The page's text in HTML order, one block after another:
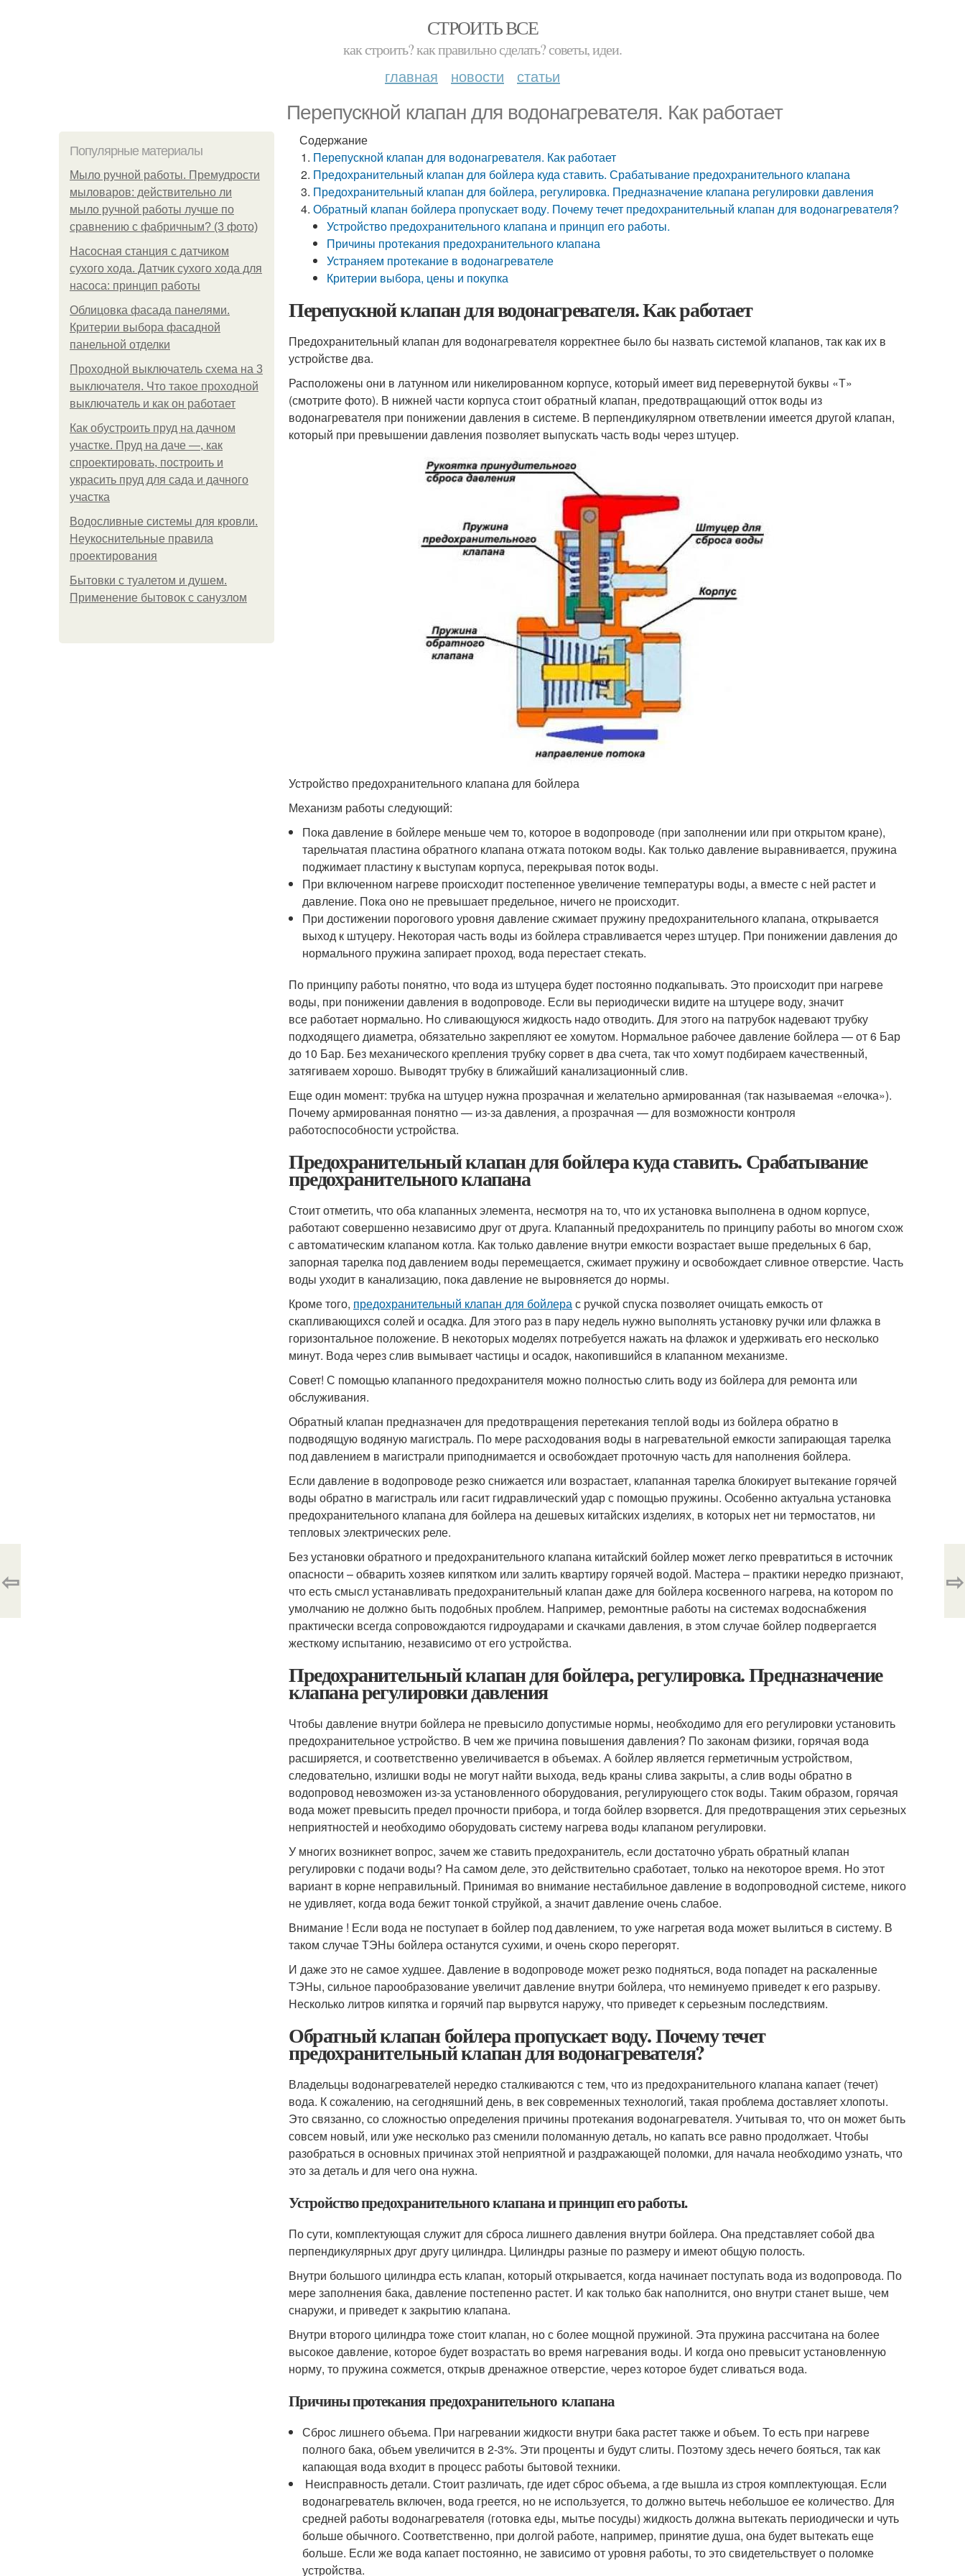
СТРОИТЬ ВСЕ
как строить? как правильно сделать? советы, идеи.
главная новости статьи
Перепускной клапан для водонагревателя. Как работает
Популярные материалы
Мыло ручной работы. Премудрости
мыловаров: действительно ли
мыло ручной работы лучше по
сравнению с фабричным? (3 фото)
Насосная станция с датчиком
сухого хода. Датчик сухого хода для
насоса: принцип работы
Облицовка фасада панелями.
Критерии выбора фасадной
панельной отделки
Проходной выключатель схема на 3
выключателя. Что такое проходной
выключатель и как он работает
Как обустроить пруд на дачном
участке. Пруд на даче —, как
спроектировать, построить и
украсить пруд для сада и дачного
участка
Водосливные системы для кровли.
Неукоснительные правила
проектирования
Бытовки с туалетом и душем.
Применение бытовок с санузлом
Содержание
Перепускной клапан для водонагревателя. Как работает
Предохранительный клапан для бойлера куда ставить. Срабатывание предохранительного клапана
Предохранительный клапан для бойлера, регулировка. Предназначение клапана регулировки давления
Обратный клапан бойлера пропускает воду. Почему течет предохранительный клапан для водонагревателя?
Устройство предохранительного клапана и принцип его работы.
Причины протекания предохранительного клапана
Устраняем протекание в водонагревателе
Критерии выбора, цены и покупка
Перепускной клапан для водонагревателя. Как работает
Предохранительный клапан для водонагревателя корректнее было бы назвать системой клапанов, так как их в
устройстве два.
Расположены они в латунном или никелированном корпусе, который имеет вид перевернутой буквы «Т»
(смотрите фото). В нижней части корпуса стоит обратный клапан, предотвращающий отток воды из
водонагревателя при понижении давления в системе. В перпендикулярном ответвлении имеется другой клапан,
который при превышении давления позволяет выпускать часть воды через штуцер.
Устройство предохранительного клапана для бойлера
Механизм работы следующий:
Пока давление в бойлере меньше чем то, которое в водопроводе (при заполнении или при открытом кране),
тарельчатая пластина обратного клапана отжата потоком воды. Как только давление выравнивается, пружина
поджимает пластину к выступам корпуса, перекрывая поток воды.
При включенном нагреве происходит постепенное увеличение температуры воды, а вместе с ней растет и
давление. Пока оно не превышает предельное, ничего не происходит.
При достижении порогового уровня давление сжимает пружину предохранительного клапана, открывается
выход к штуцеру. Некоторая часть воды из бойлера стравливается через штуцер. При понижении давления до
нормального пружина запирает проход, вода перестает стекать.
По принципу работы понятно, что вода из штуцера будет постоянно подкапывать. Это происходит при нагреве
воды, при понижении давления в водопроводе. Если вы периодически видите на штуцере воду, значит
все работает нормально. Но сливающуюся жидкость надо отводить. Для этого на патрубок надевают трубку
подходящего диаметра, обязательно закрепляют ее хомутом. Нормальное рабочее давление бойлера — от 6 Бар
до 10 Бар. Без механического крепления трубку сорвет в два счета, так что хомут подбираем качественный,
затягиваем хорошо. Выводят трубку в ближайший канализационный слив.
Еще один момент: трубка на штуцер нужна прозрачная и желательно армированная (так называемая «елочка»).
Почему армированная понятно — из-за давления, а прозрачная — для возможности контроля
работоспособности устройства.
Предохранительный клапан для бойлера куда ставить. Срабатывание
предохранительного клапана
Стоит отметить, что оба клапанных элемента, несмотря на то, что их установка выполнена в одном корпусе,
работают совершенно независимо друг от друга. Клапанный предохранитель по принципу работы во многом схож
с автоматическим клапаном котла. Как только давление внутри емкости возрастает выше предельных 6 бар,
запорная тарелка под давлением воды перемещается, сжимает пружину и освобождает сливное отверстие. Часть
воды уходит в канализацию, пока давление не выровняется до нормы.
Кроме того, предохранительный клапан для бойлерас ручкой спуска позволяет очищать емкость от
скапливающихся солей и осадка. Для этого раз в пару недель нужно выполнять установку ручки или флажка в
горизонтальное положение. В некоторых моделях потребуется нажать на флажок и удерживать его несколько
минут. Вода через слив вымывает частицы и осадок, накопившийся в клапанном механизме.
Совет! С помощью клапанного предохранителя можно полностью слить воду из бойлера для ремонта или
обслуживания.
Обратный клапан предназначен для предотвращения перетекания теплой воды из бойлера обратно в
подводящую водяную магистраль. По мере расходования воды в нагревательной емкости запирающая тарелка
под давлением в магистрали приподнимается и освобождает проточную часть для наполнения бойлера.
Если давление в водопроводе резко снижается или возрастает, клапанная тарелка блокирует вытекание горячей
воды обратно в магистраль или гасит гидравлический удар с помощью пружины. Особенно актуальна установка
предохранительного клапана для бойлера на дешевых китайских изделиях, в которых нет ни термостатов, ни
тепловых электрических реле.
Без установки обратного и предохранительного клапана китайский бойлер может легко превратиться в источник
опасности – обварить хозяев кипятком или залить квартиру горячей водой. Мастера – практики нередко признают,
что есть смысл устанавливать предохранительный клапан даже для бойлера косвенного нагрева, на котором по
умолчанию не должно быть подобных проблем. Например, ремонтные работы на системах водоснабжения
практически всегда сопровождаются гидроударами и скачками давления, в этом случае бойлер подвергается
жесткому испытанию, независимо от его устройства.
Предохранительный клапан для бойлера, регулировка. Предназначение
клапана регулировки давления
Чтобы давление внутри бойлера не превысило допустимые нормы, необходимо для его регулировки установить
предохранительное устройство. В чем же причина повышения давления? По законам физики, горячая вода
расширяется, и соответственно увеличивается в объемах. А бойлер является герметичным устройством,
следовательно, излишки воды не могут найти выхода, ведь краны слива закрыты, а слив воды обратно в
водопровод невозможен из-за установленного оборудования, регулирующего сток воды. Таким образом, горячая
вода может превысить предел прочности прибора, и тогда бойлер взорвется. Для предотвращения этих серьезных
неприятностей и необходимо оборудовать систему нагрева воды клапаном регулировки.
У многих возникнет вопрос, зачем же ставить предохранитель, если достаточно убрать обратный клапан
регулировки с подачи воды? На самом деле, это действительно сработает, только на некоторое время. Но этот
вариант в корне неправильный. Принимая во внимание нестабильное давление в водопроводной системе, никого
не удивляет, когда вода бежит тонкой струйкой, а значит давление очень слабое.
Внимание ! Если вода не поступает в бойлер под давлением, то уже нагретая вода может вылиться в систему. В
таком случае ТЭНы бойлера останутся сухими, и очень скоро перегорят.
И даже это не самое худшее. Давление в водопроводе может резко подняться, вода попадет на раскаленные
ТЭНы, сильное парообразование увеличит давление внутри бойлера, что неминуемо приведет к его разрыву.
Несколько литров кипятка и горячий пар вырвутся наружу, что приведет к серьезным последствиям.
Обратный клапан бойлера пропускает воду. Почему течет
предохранительный клапан для водонагревателя?
Владельцы водонагревателей нередко сталкиваются с тем, что из предохранительного клапана капает (течет)
вода. К сожалению, на сегодняшний день, в век современных технологий, такая проблема доставляет хлопоты.
Это связанно, со сложностью определения причины протекания водонагревателя. Учитывая то, что он может быть
совсем новый, или уже несколько раз сменили поломанную деталь, но капать все равно продолжает. Чтобы
разобраться в основных причинах этой неприятной и раздражающей поломки, для начала необходимо узнать, что
это за деталь и для чего она нужна.
Устройство предохранительного клапана и принцип его работы.
По сути, комплектующая служит для сброса лишнего давления внутри бойлера. Она представляет собой два
перпендикулярных друг другу цилиндра. Цилиндры разные по размеру и имеют общую полость.
Внутри большого цилиндра есть клапан, который открывается, когда начинает поступать вода из водопровода. По
мере заполнения бака, давление постепенно растет. И как только бак наполнится, оно внутри станет выше, чем
снаружи, и приведет к закрытию клапана.
Внутри второго цилиндра тоже стоит клапан, но с более мощной пружиной. Эта пружина рассчитана на более
высокое давление, которое будет возрастать во время нагревания воды. И когда оно превысит установленную
норму, то пружина сожмется, открыв дренажное отверстие, через которое будет сливаться вода.
Причины протекания предохранительного клапана
Сброс лишнего объема. При нагревании жидкости внутри бака растет также и объем. То есть при нагреве
полного бака, объем увеличится в 2-3%. Эти проценты и будут слиты. Поэтому здесь нечего бояться, так как
капающая вода входит в процесс работы бытовой техники.
Неисправность детали. Стоит различать, где идет сброс объема, а где вышла из строя комплектующая. Если
водонагреватель включен, вода греется, но не используется, то должно вытечь небольшое ее количество. Для
средней работы водонагревателя (готовка еды, мытье посуды) жидкость должна вытекать периодически и чуть
больше обычного. Соответственно, при долгой работе, например, принятие душа, она будет вытекать еще
больше. Если же вода капает постоянно, не зависимо от уровня работы, то это свидетельствует о поломке
устройства.
⇦ ⇨